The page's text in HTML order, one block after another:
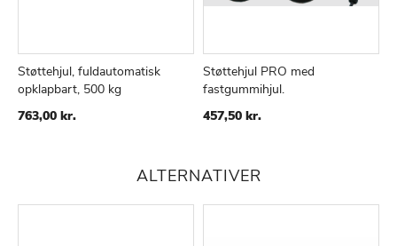
TILFØJ
TIL
ØNSKE
SAMMENLIGN
Støttehjul, fuldautomatisk
opklapbart, 500 kg
763,00 kr.
TILFØJ
TIL
ØNSKE
SAMMENLIGN
Støttehjul PRO med
fastgummihjul.
457,50 kr.
ALTERNATIVER